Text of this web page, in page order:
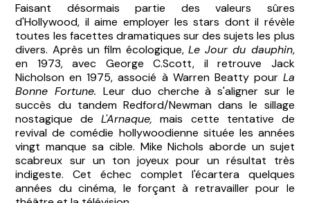
Faisant désormais partie des valeurs sûres
d'Hollywood, il aime employer les stars dont il révèle
toutes les facettes dramatiques sur des sujets les plus
divers. Après un film écologique, Le Jour du dauphin,
en 1973, avec George C.Scott, il retrouve Jack
Nicholson en 1975, associé à Warren Beatty pour La
Bonne Fortune. Leurduo cherche à s'aligner sur le
succès du tandem Redford/Newman dans le sillage
nostagique deL'Arnaque, mais
cette tentative de
revival de comédie hollywoodienne située les années
vingt manque sa cible. Mike Nichols aborde un sujet
scabreux sur un ton joyeux pour un résultat très
indigeste. Cet échec complet l'écartera quelques
années du cinéma, le forçant à retravailler pour le